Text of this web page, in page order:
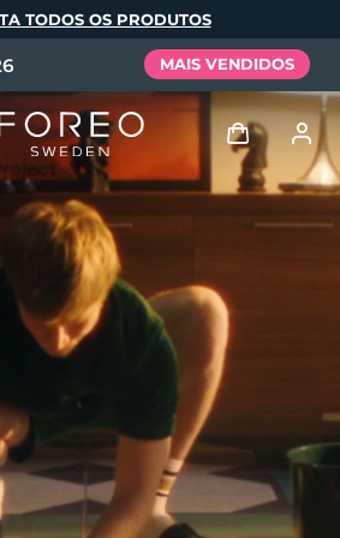
TODOS OS PRODUTOS
MAIS VENDIDOS
Entrar
Perfil de usuário
Meus aparelhos
Meus pedidos
Meus endereços
As minhas subscrições
Tech Elixir
Set
Deutsch
Español
Italiano
Português
Русский
体中文 繁體中文